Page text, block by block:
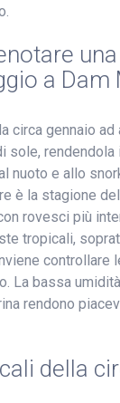
a Dam
circa gennaio
sole,
nuoto e allo
è la stagione
rovesci più
tropicali,
controllare
La bassa
rendono
della